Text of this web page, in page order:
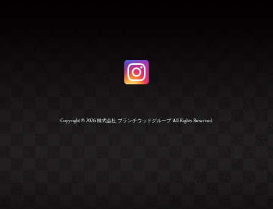
Copyright © 2026 株式会社 ブランチウッドグループ All Rights Reserved.